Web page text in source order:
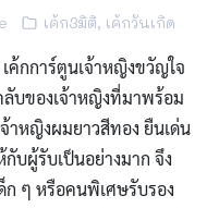
เค้ก3มิติ, เค้กวันเกิด
ค้กการ์ตูนเจ้าหญิงขวัญใจ
บของเจ้าหญิงที่มาพร้อม
าหญิงผมยาวสีทอง ยืนเด่น
บผู้รับเป็นอย่างมาก จึง
ก ๆ หรือคนพิเศษรับรอง